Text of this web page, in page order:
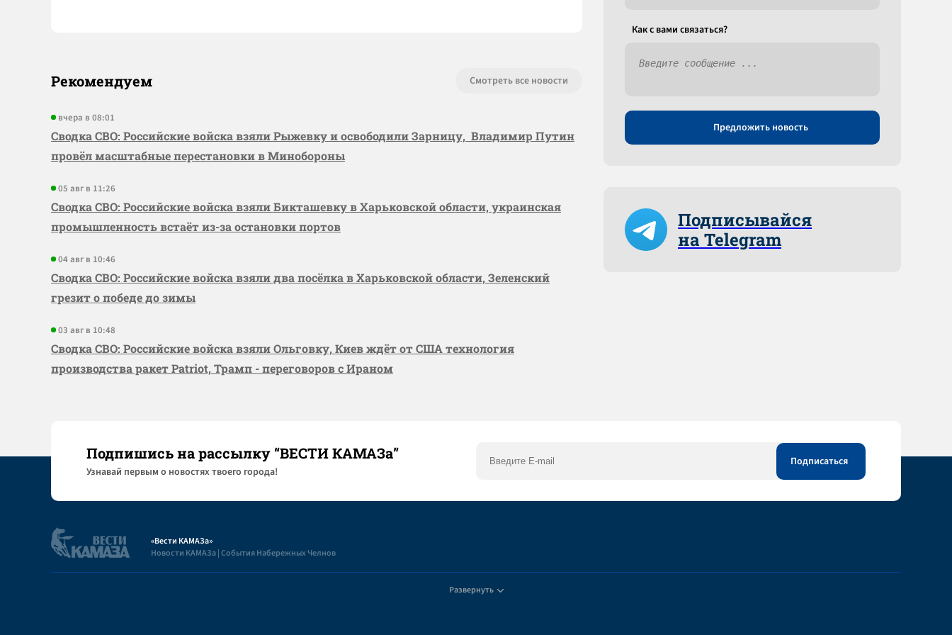
Рекомендуем Смотреть все новости
вчера в 08:01
Сводка СВО: Российские войска взяли Рыжевку и освободили Зарницу, Владимир Путин
провёл масштабные перестановки в Минобороны
05 авг в 11:26
Сводка СВО: Российские войска взяли Бикташевку в Харьковской области, украинская
промышленность встаёт из-за остановки портов
04 авг в 10:46
Сводка СВО: Российские войска взяли два посёлка в Харьковской области, Зеленский
грезит о победе до зимы
03 авг в 10:48
Сводка СВО: Российские войска взяли Ольговку, Киев ждёт от США технология
производства ракет Patriot, Трамп - переговоров с Ираном
Как c вами связаться?
Предложить новость
Подписывайся
на Telegram
Подпишись на рассылку “ВЕСТИ КАМАЗа”
Узнaвай первым о новостях твоего города!
«Вести КАМАЗа»
Новости КАМАЗа | События Набережных Челнов
Развернуть